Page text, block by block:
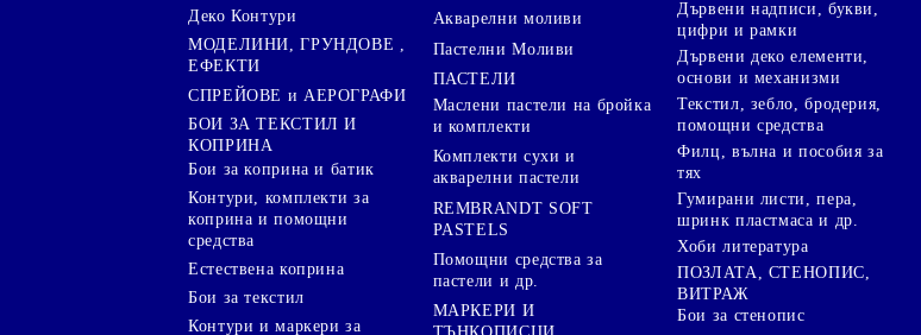
Деко Контури
МОДЕЛИНИ, ГРУНДОВЕ ,
ЕФЕКТИ
СПРЕЙОВЕ и АЕРОГРАФИ
БОИ ЗА ТЕКСТИЛ И
КОПРИНА
Бои за коприна и батик
Контури, комплекти за
коприна и помощни
средства
Естествена коприна
Бои за текстил
Контури и маркери за
Акварелни моливи
Пастелни Моливи
ПАСТЕЛИ
Маслени пастели на бройка
и комплекти
Комплекти сухи и
акварелни пастели
REMBRANDT SOFT
PASTELS
Помощни средства за
пастели и др.
МАРКЕРИ И
Дървени надписи, букви,
цифри и рамки
Дървени деко елементи,
основи и механизми
Текстил, зебло, бродерия,
помощни средства
Филц, вълна и пособия за
тях
Гумирани листи, пера,
шринк пластмаса и др.
Хоби литература
ПОЗЛАТА, СТЕНОПИС,
ВИТРАЖ
Бои за стенопис